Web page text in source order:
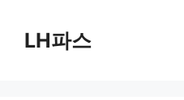
LH파스